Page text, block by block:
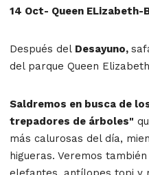
14 Oct- Queen ELizabeth-
Después del Desayuno,
del parque Queen
Saldremos en busca de
trepadores de árboles"
más calurosas del día,
higueras. Veremos